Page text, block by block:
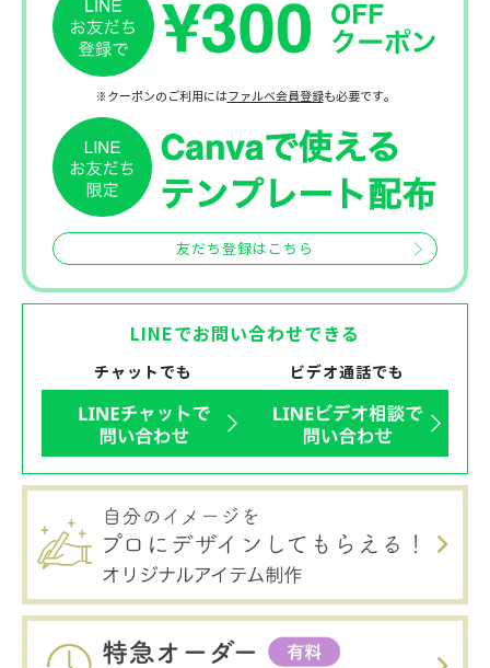
※クーポンのご利用にはファルベ会員登録も必要です。
友だち登録はこちら
LINEでお問い合わせできる
チャットでも ビデオ通話でも